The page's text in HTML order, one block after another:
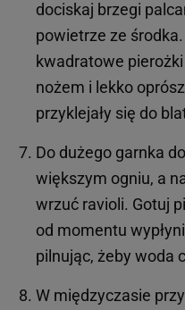
dociskaj brzegi
powietrze ze
kwadratowe
nożem i lekko
przyklejały się do
Do dużego garnka
większym ogniu, a
wrzuć ravioli. Gotuj
od momentu
pilnując, żeby woda
W międzyczasie